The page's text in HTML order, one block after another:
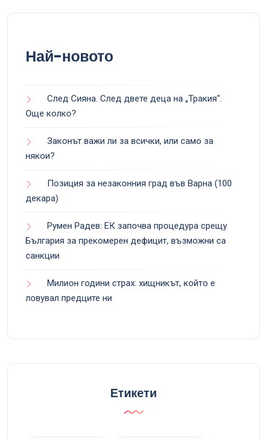
Най-новото
След Сияна. След двете деца на „Тракия“.
Още колко?
Законът важи ли за всички, или само за
някои?
Позиция за незаконния град във Варна (100
декара)
Румен Радев: ЕК започва процедура срещу
България за прекомерен дефицит, възможни са
санкции
Милион години страх: хищникът, който е
ловувал предците ни
Етикети